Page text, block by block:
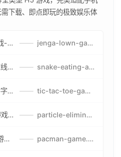
下载、即点即玩的极致娱乐体
叠叠高小丑H5小游戏-刺激游戏叠叠高小丑竞技赛-网页在线叠叠高小丑闯关游戏 —— jenga-lown-game.smartwatchmanufacturer.cn
蛇吃苹果游戏-H5在线蛇吃苹果网页游戏-有趣休闲游戏 —— snake-eating-apple-game.smartwatchmanufacturer.cn
极井字棋游戏-H5井字棋免费游戏-在线闯关变身超人打怪兽井字棋游戏 —— tic-tac-toe-game.smartwatchmanufacturer.cn
极简解压粒子消除游戏-免费H5粒子消除在线游戏 —— particle-elimination-game.smartwatchmanufacturer.cn
经典吃豆人H5在线游戏-5关挑战BOSS机枪决战版吃豆人怪兽游戏 —— pacman-game.smartwatchmanufacturer.cn